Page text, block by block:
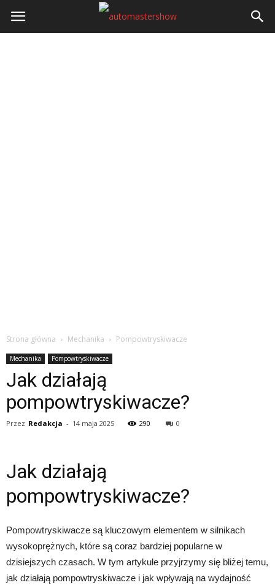
Strona główna Mechanika Pompowtryskiwacze
Mechanika Pompowtryskiwacze
Jak działają
pompowtryskiwacze?
Przez Redakcja - 14 maja 2025 290 0
Jak działają
pompowtryskiwacze?
Pompowtryskiwacze są kluczowym elementem w silnikach
wysokoprężnych, które są coraz bardziej popularne w
dzisiejszych czasach. W tym artykule przyjrzymy się bliżej temu,
jak działają pompowtryskiwacze i jak wpływają na wydajność